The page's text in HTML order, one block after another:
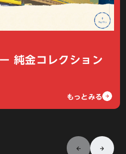
担当させていただきました。
純金コレクション
もっとみる